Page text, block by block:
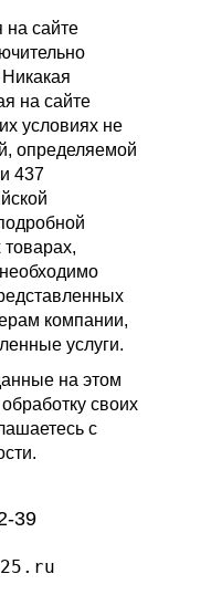
сайте
на сайте
условиях не
определяемой
437
компании,
услуги.
на этом
своих
с
39